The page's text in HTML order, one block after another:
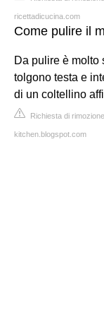
ricettadicucina.com
Come pulire il
Da pulire è molto
tolgono testa e
di un coltellino
Richiesta di
kitchen.blogspot.com